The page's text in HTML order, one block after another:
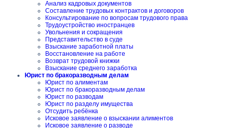
Анализ кадровых документов
Составление трудовых контрактов и договоров
Консультирование по вопросам трудового права
Трудоустройство иностранцев
Увольнения и сокращения
Представительство в суде
Взыскание заработной платы
Восстановление на работе
Возврат трудовой книжки
Взыскание среднего заработка
Юрист по бракоразводным делам
Юрист по алиментам
Юрист по бракоразводным делам
Юрист по разводам
Юрист по разделу имущества
Отсудить ребёнка
Исковое заявление о взыскании алиментов
Исковое заявление о разводе